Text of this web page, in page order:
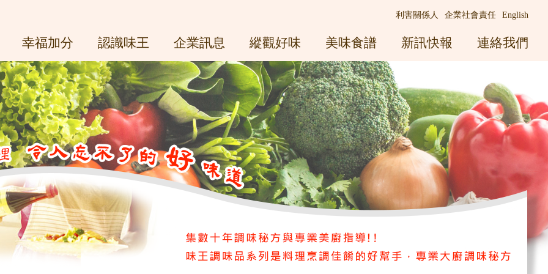
連絡我們
新訊快報
美味食譜
縱觀好味
企業訊息
認識味王
幸福加分
利害關係人 企業社會責任 English